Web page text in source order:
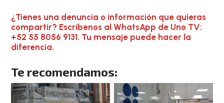
¿Tienes una denuncia o información que quieras
compartir? Escríbenos al WhatsApp de Uno TV:
+52 55 8056 9131. Tu mensaje puede hacer la
diferencia.
Te recomendamos: